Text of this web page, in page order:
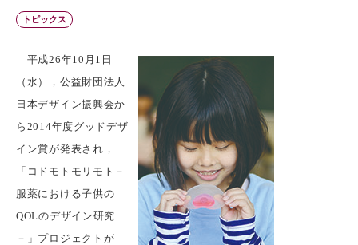
トピックス
平成26年10月1日
（水），公益財団法人
日本デザイン振興会か
ら2014年度グッドデザ
イン賞が発表され，
「コドモトモリモト－
服薬における子供の
QOLのデザイン研究
－」プロジェクトが